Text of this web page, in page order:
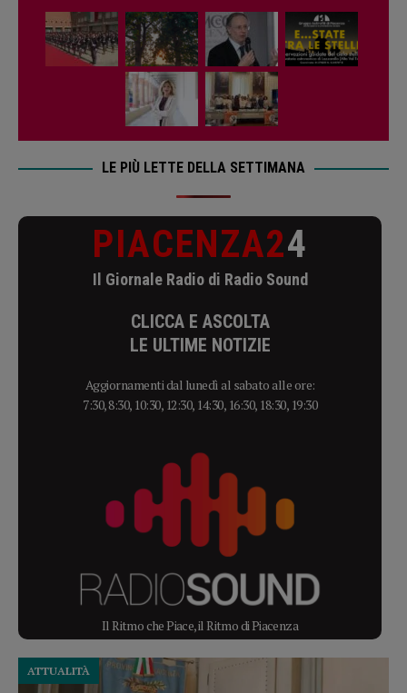
LE PIÙ LETTE DELLA SETTIMANA
PIACENZA24
Il Giornale Radio di Radio Sound
CLICCA E ASCOLTA
LE ULTIME NOTIZIE
Aggiornamenti dal lunedì al sabato alle ore:
7:30, 8:30, 10:30, 12:30, 14:30, 16:30, 18:30, 19:30
Il Ritmo che Piace, il Ritmo di Piacenza
ATTUALITÀ